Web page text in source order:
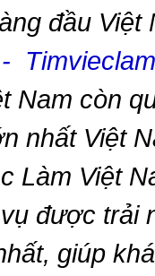
đầu Việt
-
Nam còn
nhất Việt
Làm Việt
được trải
giúp